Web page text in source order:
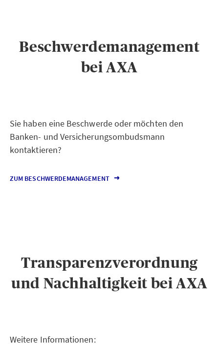
Beschwerdemanagement
bei AXA
Sie haben eine Beschwerde oder möchten den
Banken- und Versicherungsombudsmann
kontaktieren?
ZUM BESCHWERDEMANAGEMENT
Transparenzverordnung
und Nachhaltigkeit bei AXA
Weitere Informationen: